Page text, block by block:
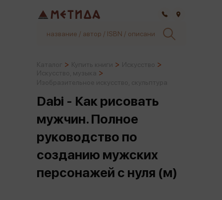
Dabi - Как рисовать
мужчин. Полное
руководство по
созданию мужских
персонажей с нуля (м)